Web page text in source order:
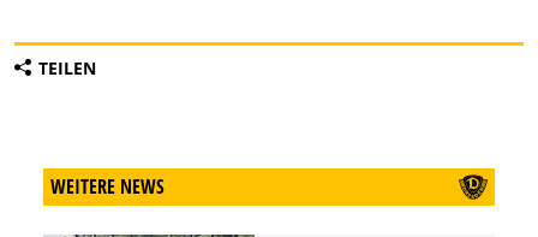
TEILEN
WEITERE NEWS